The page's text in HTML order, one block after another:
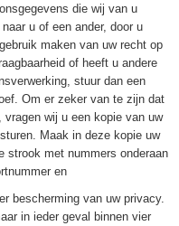
die wij van u
u of een ander, door u
maken van uw recht op
of heeft u andere
stuur dan een
Om er zeker van te zijn dat
wij u een kopie van uw
Maak in deze kopie uw
strook met nummers onderaan
en
bescherming van uw privacy.
in ieder geval binnen vier